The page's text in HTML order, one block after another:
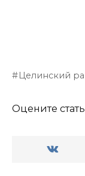
Целинский
Оцените